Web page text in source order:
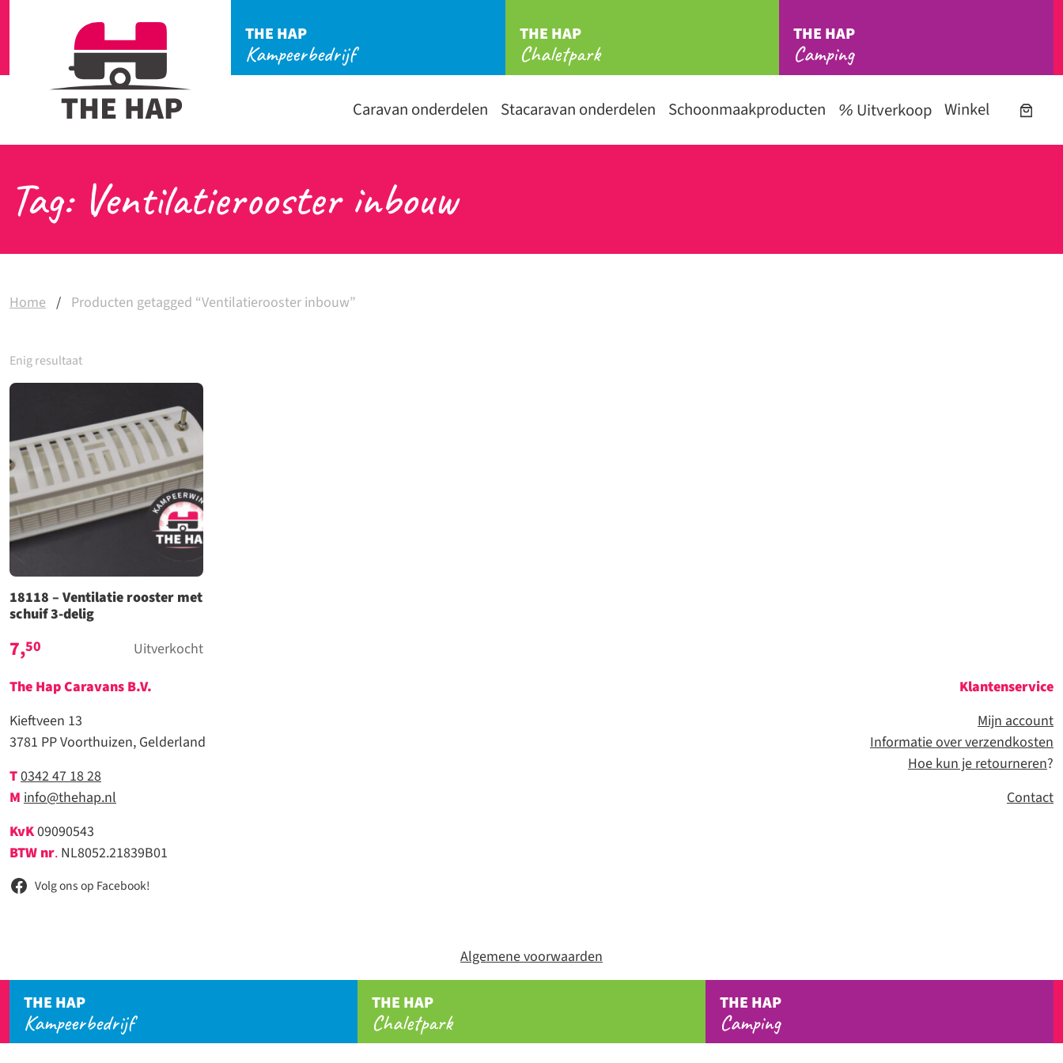
THE HAP
Kampeerbedrijf
THE HAP
Chaletpark
THE HAP
Camping
Caravan onderdelen Stacaravan onderdelen Schoonmaakproducten Uitverkoop Winkel
Tag: Ventilatierooster inbouw
Home / Producten getagged “Ventilatierooster inbouw”
Enig resultaat
18118 – Ventilatie rooster met
schuif 3-delig
7,50
Uitverkocht
The Hap Caravans B.V.
Kieftveen 13
3781 PP Voorthuizen, Gelderland
T0342 47 18 28
M info@thehap.nl
KvK09090543
BTW nr. NL8052.21839B01
Volg ons op Facebook!
Klantenservice
Mijn account
Informatie over verzendkosten
Hoe kun je retourneren?
Contact
Algemene voorwaarden
THE HAP
Kampeerbedrijf
THE HAP
Chaletpark
THE HAP
Camping